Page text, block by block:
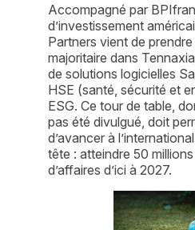
Accompagné par
d’investissement
Partners vient de
majoritaire dans
de solutions logicielles
HSE (santé, sécurité et
ESG. Ce tour de table,
pas été divulgué, doit
d’avancer à
tête : atteindre 50
d’affaires d’ici à 2027.